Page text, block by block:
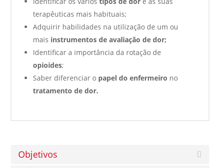
terapêuticas mais habituais;
Adquirir habilidades na utilização de um ou
mais instrumentos de avaliação de dor;
Identificar a importância da rotação de
opioides;
Saber diferenciar o papel do enfermeiro no
tratamento de dor.
Objetivos